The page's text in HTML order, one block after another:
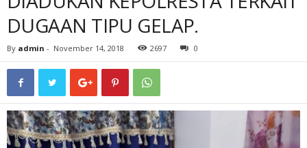
DUGAAN TIPU GELAP.
By admin - November 14, 2018 2697 0